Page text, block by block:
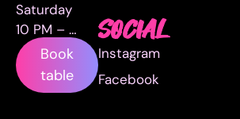
Saturday
10 PM – …
Book
table
SOCIAL
Instagram
Facebook